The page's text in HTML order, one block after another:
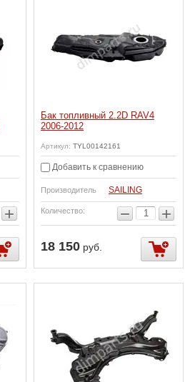
+
Бак топливный 2.2D RAV4
2006-2012
Артикул: TYL00142161
Добавить к сравнению
Производитель SAILING
Количество: − +
18 150 руб.